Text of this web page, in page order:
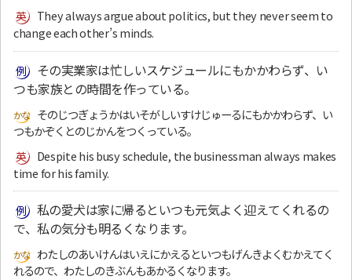
They always argue about politics, but they never seem to
change each other’s minds.
その実業家は忙しいスケジュールにもかかわらず、い
つも家族との時間を作っている。
そのじつぎょうかはいそがしいすけじゅーるにもかかわらず、い
つもかぞくとのじかんをつくっている。
Despite his busy schedule, the businessman always makes
time for his family.
私の愛犬は家に帰るといつも元気よく迎えてくれるの
で、私の気分も明るくなります。
わたしのあいけんはいえにかえるといつもげんきよくむかえてく
れるので、わたしのきぶんもあかるくなります。